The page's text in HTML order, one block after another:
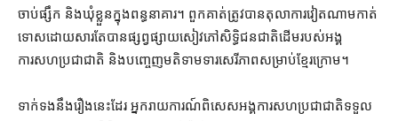
ចាប់​ផ្សឹក និង​ឃុំខ្លួន​ក្នុង​ពន្ធនាគារ។ ពួកគាត់​ត្រូវ​បាន​តុលាការ​វៀតណាម​កាត់
ទោស​ដោយសារតែ​បាន​ផ្សព្វផ្សាយ​សៀវភៅ​សិទ្ធិ​ជនជាតិ​ដើម​របស់​អង្គ
ការសហប្រជាជាតិ និង​បញ្ចេញមតិ​ទាមទារ​សេរី​ភាព​សម្រាប់​ខ្មែរក្រោម។
ទាក់ទង​នឹង​រឿង​នេះ​ដែរ អ្នករាយការណ៍​ពិសេស​អង្គការសហប្រជាជាតិ​ទទួល